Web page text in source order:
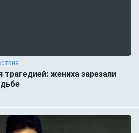
трагедией: жениха зарезали